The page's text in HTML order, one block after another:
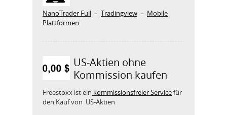
NanoTrader Full – Tradingview – Mobile
Plattformen
US-Aktien ohne
Kommission kaufen
Freestoxx ist ein kommissionsfreier Servicefür
den Kauf von US-Aktien